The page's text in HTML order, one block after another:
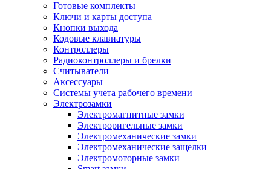
Готовые комплекты
Ключи и карты доступа
Кнопки выхода
Кодовые клавиатуры
Контроллеры
Радиоконтроллеры и брелки
Считыватели
Аксессуары
Системы учета рабочего времени
Электрозамки
Электромагнитные замки
Электроригельные замки
Электромеханические замки
Электромеханические защелки
Электромоторные замки